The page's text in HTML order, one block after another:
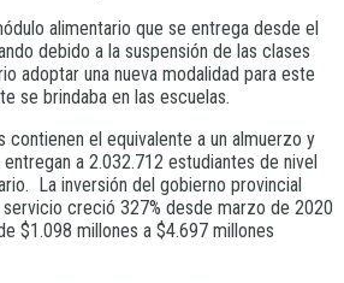
alimentario que se entrega desde el
debido a la suspensión de las clases
adoptar una nueva modalidad para este
se brindaba en las escuelas.
contienen el equivalente a un almuerzo y
a 2.032.712 estudiantes de nivel
La inversión del gobierno provincial
creció 327% desde marzo de 2020
$1.098 millones a $4.697 millones